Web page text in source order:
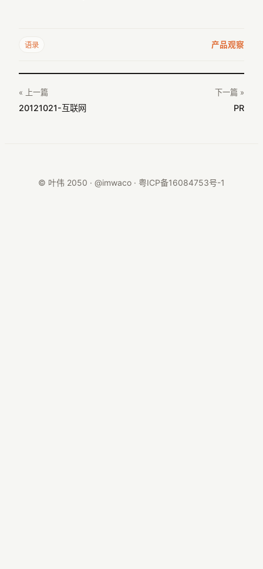
语录 产品观察
« 上一篇
20121021-互联网
下一篇 »
PR
© 叶伟 2050 · @imwaco · 粤ICP备16084753号-1